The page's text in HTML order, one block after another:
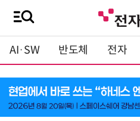
AI·SW 반도체 전자